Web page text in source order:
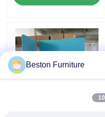
Gevallen
Blog
Beston Furniture